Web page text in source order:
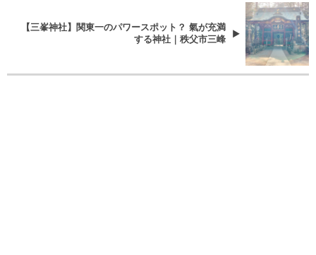
【三峯神社】関東一のパワースポット？ 氣が充満
する神社｜秩父市三峰